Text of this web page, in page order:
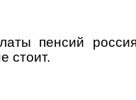
пенсий
стоит.